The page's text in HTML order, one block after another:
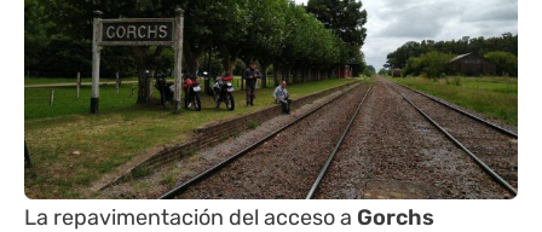
La repavimentación del acceso a Gorchs